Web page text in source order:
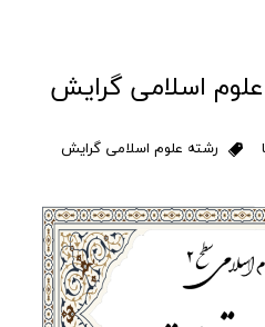
اسلامی گرایش
رشته علوم اسلامی گرایش